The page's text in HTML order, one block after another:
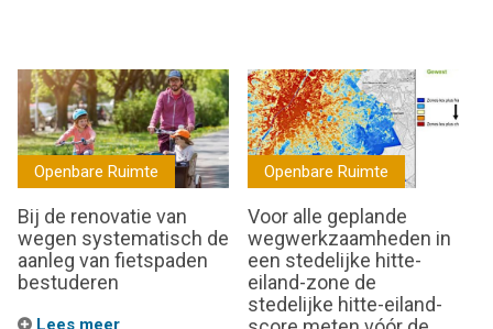
Openbare Ruimte
Bij de renovatie van
wegen systematisch de
aanleg van fietspaden
bestuderen
Lees meer
Openbare Ruimte
Voor alle geplande
wegwerkzaamheden in
een stedelijke hitte-
eiland-zone de
stedelijke hitte-eiland-